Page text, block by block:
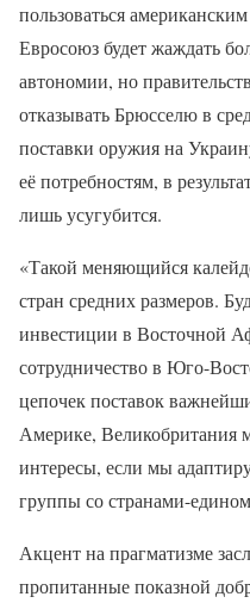
пользоваться
Евросоюз будет жаждать
автономии, но
отказывать Брюсселю в
поставки оружия на
её потребностям, в
лишь усугубится.
«Такой меняющийся
стран средних размеров.
инвестиции в Восточной
сотрудничество в Юго-
цепочек поставок
Америке, Великобритания
интересы, если мы
группы со странами-
Акцент на прагматизме
пропитанные показной